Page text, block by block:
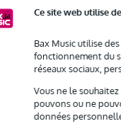
Ce site web utilise
Bax Music utilise
fonctionnement du
réseaux sociaux,
Vous ne le
pouvons ou ne
données